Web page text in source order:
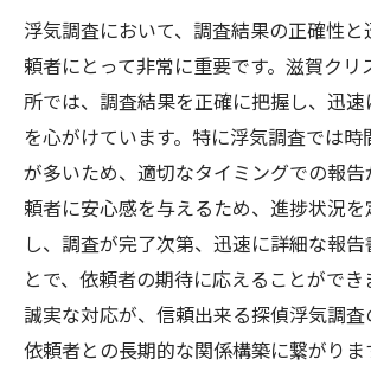
浮気調査において、調査結果の正確性
頼者にとって非常に重要です。滋賀クリ
所では、調査結果を正確に把握し、迅速
を心がけています。特に浮気調査では時
が多いため、適切なタイミングでの報
頼者に安心感を与えるため、進捗状況
し、調査が完了次第、迅速に詳細な報
とで、依頼者の期待に応えることができ
誠実な対応が、信頼出来る探偵浮気調査
依頼者との長期的な関係構築に繋がりま